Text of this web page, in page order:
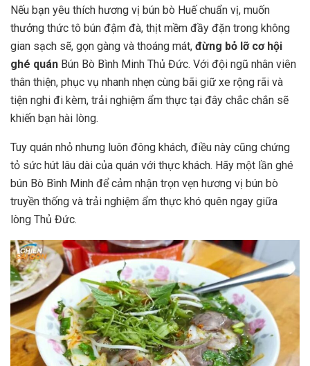
Nếu bạn yêu thích hương vị bún bò Huế chuẩn vị, muốn
thưởng thức tô bún đậm đà, thịt mềm đầy đặn trong không
gian sạch sẽ, gọn gàng và thoáng mát, đừng bỏ lỡ cơ hội
ghé quán Bún Bò Bình Minh Thủ Đức. Với đội ngũ nhân viên
thân thiện, phục vụ nhanh nhẹn cùng bãi giữ xe rộng rãi và
tiện nghi đi kèm, trải nghiệm ẩm thực tại đây chắc chắn sẽ
khiến bạn hài lòng.
Tuy quán nhỏ nhưng luôn đông khách, điều này cũng chứng
tỏ sức hút lâu dài của quán với thực khách. Hãy một lần ghé
bún Bò Bình Minh để cảm nhận trọn vẹn hương vị bún bò
truyền thống và trải nghiệm ẩm thực khó quên ngay giữa
lòng Thủ Đức.